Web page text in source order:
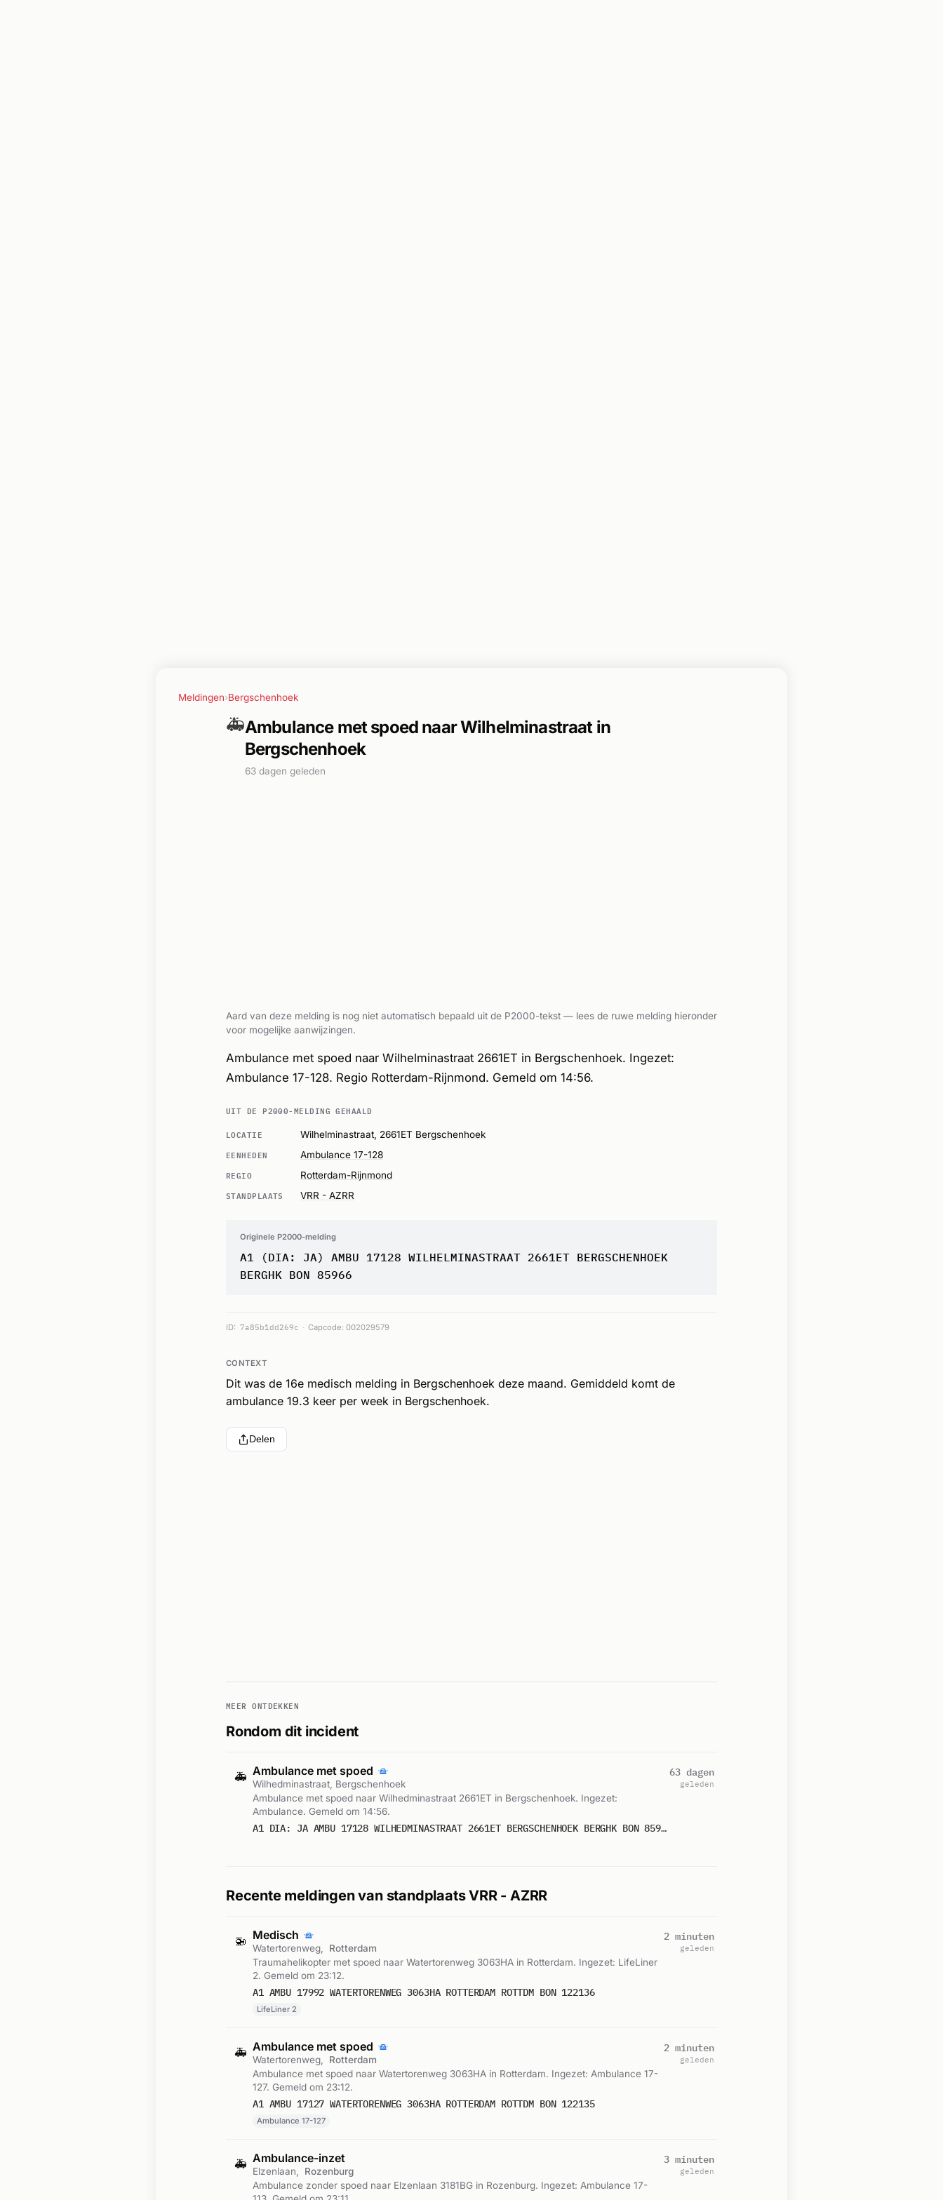
Meldingen›Bergschenhoek
🚑Ambulance met spoed naar Wilhelminastraat in
Bergschenhoek
63 dagen geleden
Aard van deze melding is nog niet automatisch bepaald uit de P2000-tekst — lees de ruwe melding hieronder
voor mogelijke aanwijzingen.
Ambulance met spoed naar Wilhelminastraat 2661ET in Bergschenhoek. Ingezet:
Ambulance 17-128. Regio Rotterdam-Rijnmond. Gemeld om 14:56.
UIT DE P2000-MELDING GEHAALD
LOCATIE
Wilhelminastraat, 2661ET Bergschenhoek
EENHEDEN Ambulance 17-128
REGIO Rotterdam-Rijnmond
STANDPLAATS VRR - AZRR
Originele P2000-melding
A1 (DIA: JA) AMBU 17128 WILHELMINASTRAAT 2661ET BERGSCHENHOEK
BERGHK BON 85966
ID: 7a85b1dd269c Capcode: 002029579
CONTEXT
Dit was de 16e medisch melding in Bergschenhoek deze maand. Gemiddeld komt de
ambulance 19.3 keer per week in Bergschenhoek.
Delen
MEER ONTDEKKEN
Rondom dit incident
🚑 Ambulance met spoed
Wilhedminastraat, Bergschenhoek
Ambulance met spoed naar Wilhedminastraat 2661ET in Bergschenhoek. Ingezet:
Ambulance. Gemeld om 14:56.
A1 DIA: JA AMBU 17128 WILHEDMINASTRAAT 2661ET BERGSCHENHOEK BERGHK BON 85966
63 dagen
geleden
Recente meldingen van standplaats VRR - AZRR
🚁 Medisch
Watertorenweg,
Rotterdam
Traumahelikopter met spoed naar Watertorenweg 3063HA in Rotterdam. Ingezet: LifeLiner
2. Gemeld om 23:12.
A1 AMBU 17992 WATERTORENWEG 3063HA ROTTERDAM ROTTDM BON 122136
LifeLiner 2
2 minuten
geleden
🚑 Ambulance met spoed
Watertorenweg,
Rotterdam
Ambulance met spoed naar Watertorenweg 3063HA in Rotterdam. Ingezet: Ambulance 17-
127. Gemeld om 23:12.
A1 AMBU 17127 WATERTORENWEG 3063HA ROTTERDAM ROTTDM BON 122135
Ambulance 17-127
2 minuten
geleden
🚑 Ambulance-inzet
Elzenlaan,
Rozenburg
Ambulance zonder spoed naar Elzenlaan 3181BG in Rozenburg. Ingezet: Ambulance 17-
3 minuten
geleden